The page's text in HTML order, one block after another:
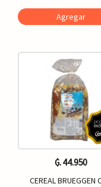
Agregar
₲. 44.950
CEREAL BRUEGGEN